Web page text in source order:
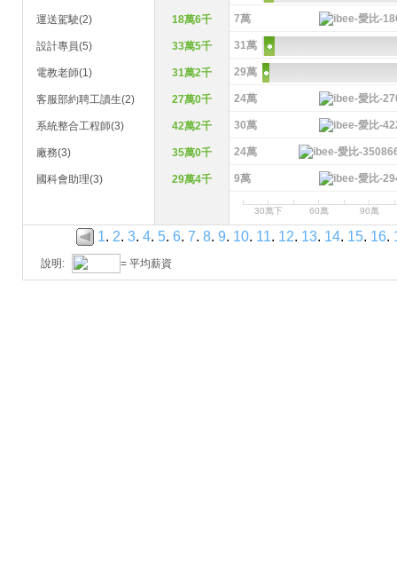
運送駕駛(2) 18萬6千 7萬
設計專員(5) 33萬5千 31萬
電教老師(1) 31萬2千 29萬
客服部約聘工讀生(2) 27萬0千 24萬
系統整合工程師(3) 42萬2千 30萬
廠務(3) 35萬0千 24萬
國科會助理(3) 29萬4千 9萬
30萬下 60萬 90萬
1. 2. 3. 4. 5. 6. 7. 8. 9. 10. 11. 12. 13. 14. 15. 16.
說明: = 平均薪資